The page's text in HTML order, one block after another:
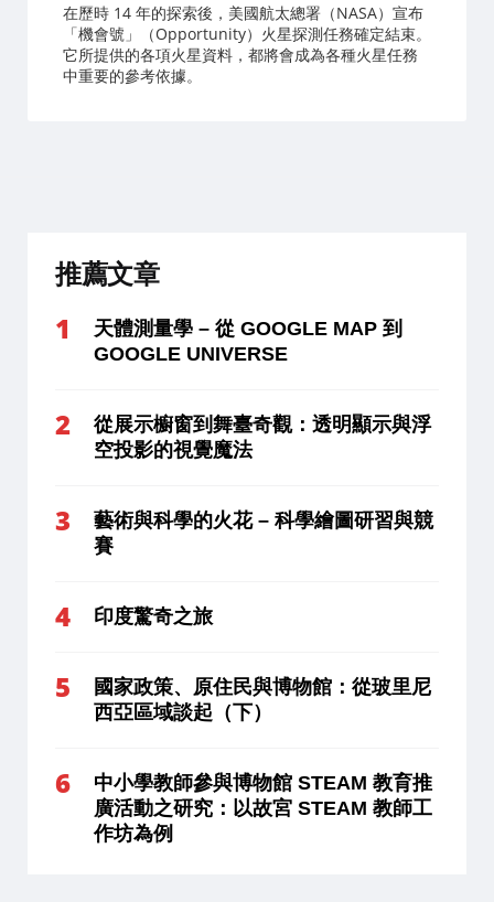
在歷時 14 年的探索後，美國航太總署（NASA）宣布
「機會號」（Opportunity）火星探測任務確定結束。
它所提供的各項火星資料，都將會成為各種火星任務
中重要的參考依據。
推薦文章
天體測量學 – 從 GOOGLE MAP 到
GOOGLE UNIVERSE
從展示櫥窗到舞臺奇觀：透明顯示與浮
空投影的視覺魔法
藝術與科學的火花 – 科學繪圖研習與競
賽
印度驚奇之旅
國家政策、原住民與博物館：從玻里尼
西亞區域談起（下）
中小學教師參與博物館 STEAM 教育推
廣活動之研究：以故宮 STEAM 教師工
作坊為例